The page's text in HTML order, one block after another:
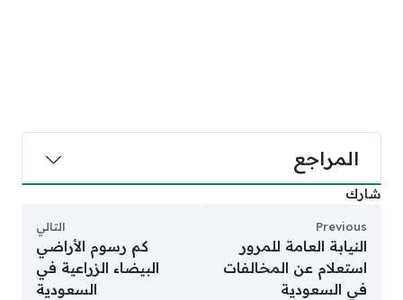
المراجع
شارك
Previous
النيابة العامة للمرور
استعلام عن المخالفات
في السعودية
التالي
كم رسوم الأراضي
البيضاء الزراعية في
السعودية